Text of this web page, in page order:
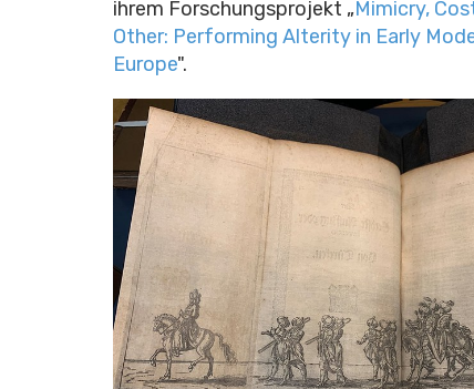
ihrem Forschungsprojekt „Mimicry,
Other: Performing Alterity in Early
Europe".